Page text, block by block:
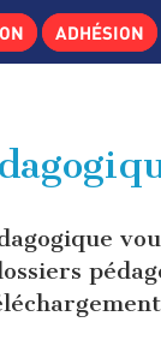
DE
ACTUALITÉS
ADHÉSION